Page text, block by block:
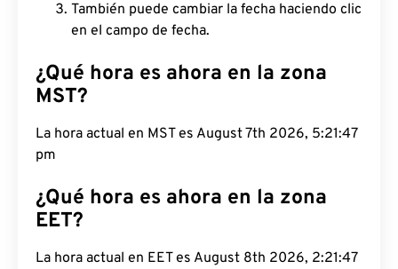
También puede cambiar la fecha haciendo clic
en el campo de fecha.
¿Qué hora es ahora en la zona
MST?
La hora actual en MST es August 7th 2026, 5:21:48
pm
¿Qué hora es ahora en la zona
EET?
La hora actual en EET es August 8th 2026, 2:21:48